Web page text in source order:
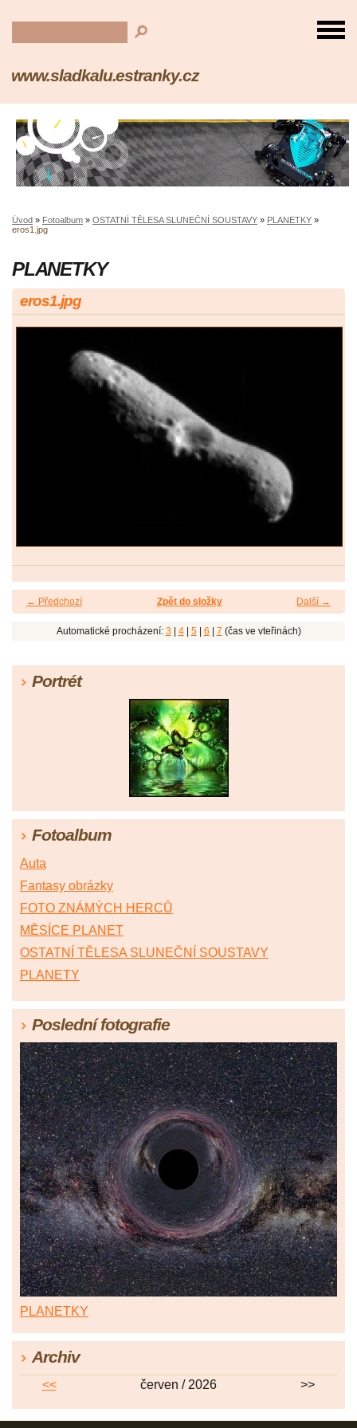
www.sladkalu.estranky.cz
Úvod » Fotoalbum » OSTATNÍ TĚLESA SLUNEČNÍ SOUSTAVY » PLANETKY »
eros1.jpg
PLANETKY
eros1.jpg
← Předchozí Další →
Zpět do složky
Automatické procházení: 3 4| 5| 6 7 (čas ve vteřinách)
Portrét
Fotoalbum
Auta
Fantasy obrázky
FOTO ZNÁMÝCH HERCŮ
MĚSÍCE PLANET
OSTATNÍ TĚLESA SLUNEČNÍ SOUSTAVY
PLANETY
Poslední fotografie
PLANETKY
Archiv
<< červen / 2026 >>